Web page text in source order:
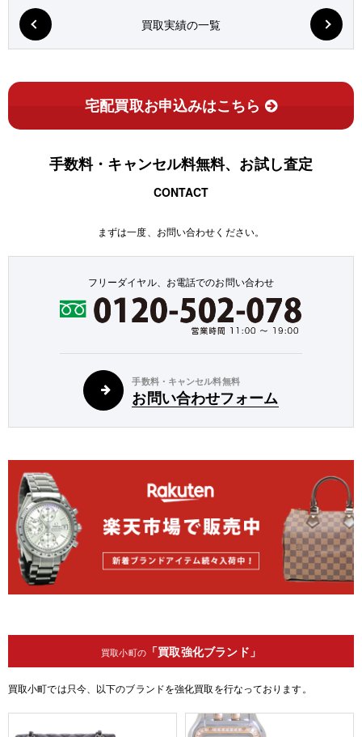
買取実績の一覧
宅配買取お申込みはこちら
手数料・キャンセル料無料、お試し査定
CONTACT
まずは一度、お問い合わせください。
フリーダイヤル、お電話でのお問い合わせ
手数料・キャンセル料無料
お問い合わせフォーム
買取小町の「買取強化ブランド」
買取小町では只今、以下のブランドを強化買取を行なっております。